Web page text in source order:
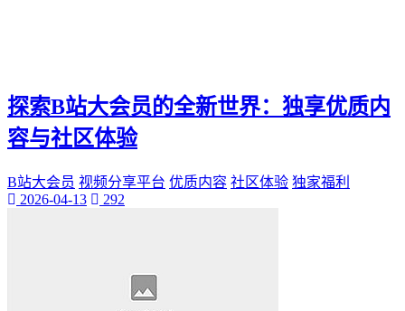
探索B站大会员的全新世界：独享优质内
容与社区体验
B站大会员 视频分享平台 优质内容 社区体验 独家福利
2026-04-13
292